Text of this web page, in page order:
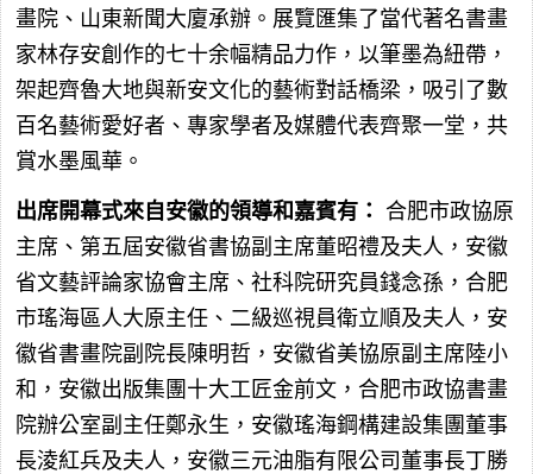
畫院、山東新聞大廈承辦。展覽匯集了當代著名書畫
家林存安創作的七十余幅精品力作，以筆墨為紐帶，
架起齊魯大地與新安文化的藝術對話橋梁，吸引了數
百名藝術愛好者、專家學者及媒體代表齊聚一堂，共
賞水墨風華。
出席開幕式來自安徽的領導和嘉賓有： 合肥市政協原
主席、第五屆安徽省書協副主席董昭禮及夫人，安徽
省文藝評論家協會主席、社科院研究員錢念孫，合肥
市瑤海區人大原主任、二級巡視員衛立順及夫人，安
徽省書畫院副院長陳明哲，安徽省美協原副主席陸小
和，安徽出版集團十大工匠金前文，合肥市政協書畫
院辦公室副主任鄭永生，安徽瑤海鋼構建設集團董事
長淩紅兵及夫人，安徽三元油脂有限公司董事長丁勝